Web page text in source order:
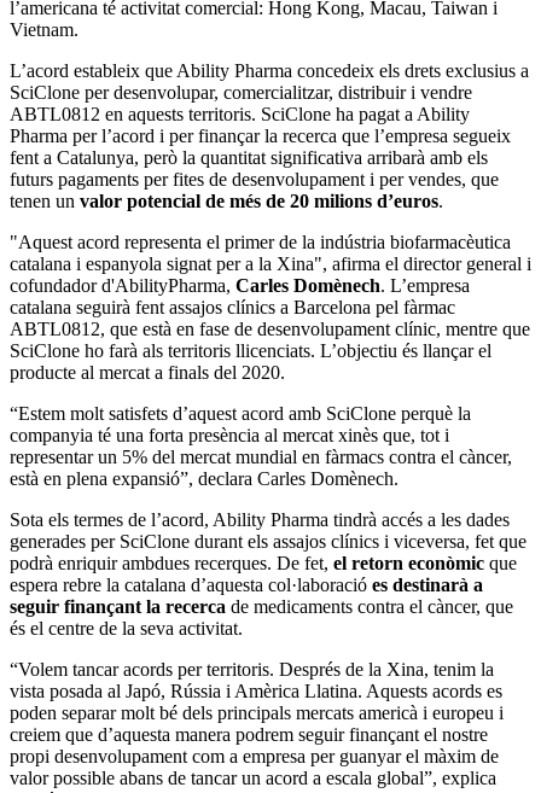
l’americana té activitat comercial: Hong Kong, Macau, Taiwan i
Vietnam.
L’acord estableix que Ability Pharma concedeix els drets exclusius a
SciClone per desenvolupar, comercialitzar, distribuir i vendre
ABTL0812 en aquests territoris. SciClone ha pagat a Ability
Pharma per l’acord i per finançar la recerca que l’empresa segueix
fent a Catalunya, però la quantitat significativa arribarà amb els
futurs pagaments per fites de desenvolupament i per vendes, que
tenen un valor potencial de més de 20 milions d’euros.
"Aquest acord representa el primer de la indústria biofarmacèutica
catalana i espanyola signat per a la Xina", afirma el director general i
cofundador d'AbilityPharma, Carles Domènech. L’empresa
catalana seguirà fent assajos clínics a Barcelona pel fàrmac
ABTL0812, que està en fase de desenvolupament clínic, mentre que
SciClone ho farà als territoris llicenciats. L’objectiu és llançar el
producte al mercat a finals del 2020.
“Estem molt satisfets d’aquest acord amb SciClone perquè la
companyia té una forta presència al mercat xinès que, tot i
representar un 5% del mercat mundial en fàrmacs contra el càncer,
està en plena expansió”, declara Carles Domènech.
Sota els termes de l’acord, Ability Pharma tindrà accés a les dades
generades per SciClone durant els assajos clínics i viceversa, fet que
podrà enriquir ambdues recerques. De fet, el retorn econòmic que
espera rebre la catalana d’aquesta col·laboració es destinarà a
seguir finançant la recerca de medicaments contra el càncer, que
és el centre de la seva activitat.
“Volem tancar acords per territoris. Després de la Xina, tenim la
vista posada al Japó, Rússia i Amèrica Llatina. Aquests acords es
poden separar molt bé dels principals mercats americà i europeu i
creiem que d’aquesta manera podrem seguir finançant el nostre
propi desenvolupament com a empresa per guanyar el màxim de
valor possible abans de tancar un acord a escala global”, explica